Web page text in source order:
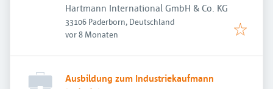
Hartmann International GmbH & Co. KG
33106 Paderborn, Deutschland
Veröffentlicht:
vor 8 Monaten
Ausbildung zum Industriekaufmann